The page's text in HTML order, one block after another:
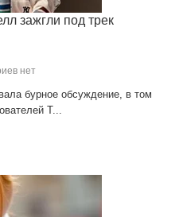
зажгли под трек
нет
бурное обсуждение, в том
T...